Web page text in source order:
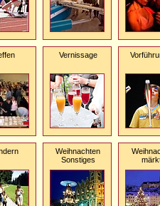
Vernissage
Weihnachten
Sonstiges